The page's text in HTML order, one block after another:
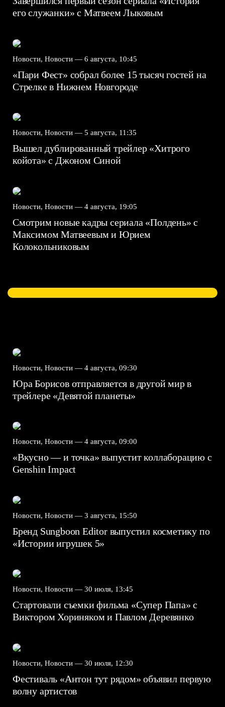
его служанки» с Матвеем Лыковым
Новости, Новости — 6 августа, 10:45
«Пари Фест» собрал более 15 тысяч гостей на
Стрелке в Нижнем Новгороде
Новости, Новости — 5 августа, 11:35
Вышел дублированный трейлер «Хитрого
койота» с Джоном Синой
Новости, Новости — 4 августа, 19:05
Смотрим новые кадры сериала «Полдень» с
Максимом Матвеевым и Юрием
Колокольниковым
Новости, Новости — 4 августа, 09:30
Юра Борисов отправляется в другой мир в
трейлере «Девятой планеты»
Новости, Новости — 4 августа, 09:00
«Вкусно — и точка» выпустит коллаборацию с
Genshin Impact⁠⁠
Новости, Новости — 3 августа, 15:50
Бренд Sungboon Editor выпустил косметику по
«Истории игрушек 5»
Новости, Новости — 30 июля, 13:45
Стартовали съемки фильма «Супер Папа» с
Виктором Хориняком и Павлом Деревянко
Новости, Новости — 30 июля, 12:30
Фестиваль «Антон тут рядом» объявил первую
волну артистов